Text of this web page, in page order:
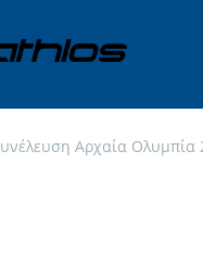
Αρχαία Ολυμπία